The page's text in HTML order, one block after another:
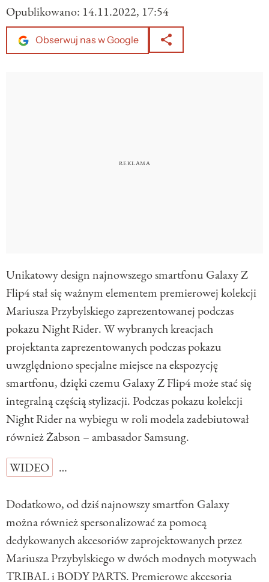
Opublikowano: 14.11.2022, 17:54
Obserwuj nas w Google
Unikatowy design najnowszego smartfonu Galaxy Z
Flip4 stał się ważnym elementem premierowej kolekcji
Mariusza Przybylskiego zaprezentowanej podczas
pokazu Night Rider. W wybranych kreacjach
projektanta zaprezentowanych podczas pokazu
uwzględniono specjalne miejsce na ekspozycję
smartfonu, dzięki czemu Galaxy Z Flip4 może stać się
integralną częścią stylizacji. Podczas pokazu kolekcji
Night Rider na wybiegu w roli modela zadebiutował
również Żabson – ambasador Samsung.
WIDEO
…
Dodatkowo, od dziś najnowszy smartfon Galaxy
można również spersonalizować za pomocą
dedykowanych akcesoriów zaprojektowanych przez
Mariusza Przybylskiego w dwóch modnych motywach
TRIBAL i BODY PARTS. Premierowe akcesoria